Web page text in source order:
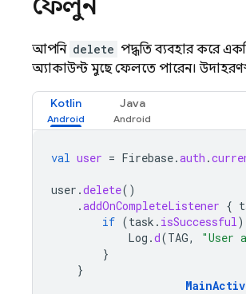
আপনি delete পদ্ধতি ব্যবহার করে
অ্যাকাউন্ট মুছে ফেলতে পারেন।
Kotlin Java
val user = Firebase.auth .
user .delete()
.addOnCompleteListener {
if (task . isSuccessful)
Log .d(TAG, "User
}
}